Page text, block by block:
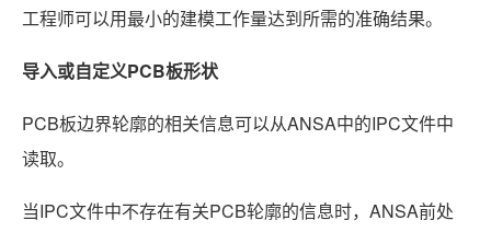
工程师可以用最小的建模工作量达到所需的准确结果。
导入或自定义PCB板形状
PCB板边界轮廓的相关信息可以从ANSA中的IPC文件中
读取。
当IPC文件中不存在有关PCB轮廓的信息时，ANSA前处